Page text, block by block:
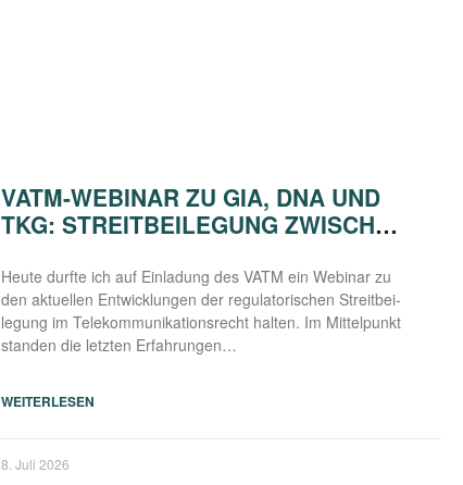
VATM-WEBINAR ZU GIA, DNA UND
TKG: STREITBEILEGUNG ZWISCHEN
Heu­te durf­te ich auf Ein­la­dung des VATM ein Web­i­nar zu
den aktu­el­len Ent­wick­lun­gen der regu­la­to­ri­schen Streit­bei­
le­gung im Tele­kom­mu­ni­ka­ti­ons­recht hal­ten. Im Mit­tel­punkt
stan­den die letz­ten Erfahrungen…
WEITERLESEN
8. Juli 2026